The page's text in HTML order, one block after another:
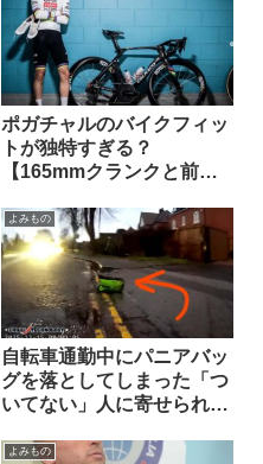
ポガチャルのバイクフィッ
トが独特すぎる？
【165mmクランクと前傾
よみもの
自転車通勤中にパニアバッ
グを落としてしまった「つ
いてない」人に寄せられた
人間万事塞翁が馬
よみもの